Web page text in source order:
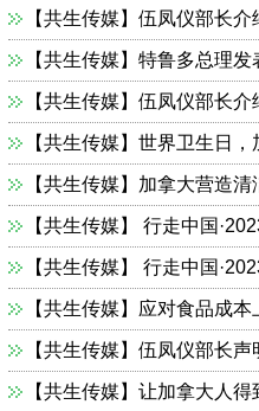
【共生传媒】伍凤仪部长
【共生传媒】特鲁多总理
【共生传媒】伍凤仪部长
【共生传媒】加拿大营造
【共生传媒】应对食品成
【共生传媒】让加拿大人